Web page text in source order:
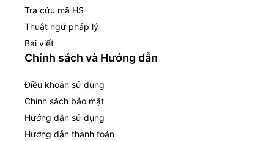
Tra cứu mã HS
Thuật ngữ pháp lý
Bài viết
Chính sách và Hướng dẫn
Điều khoản sử dụng
Chính sách bảo mật
Hướng dẫn sử dụng
Hướng dẫn thanh toán